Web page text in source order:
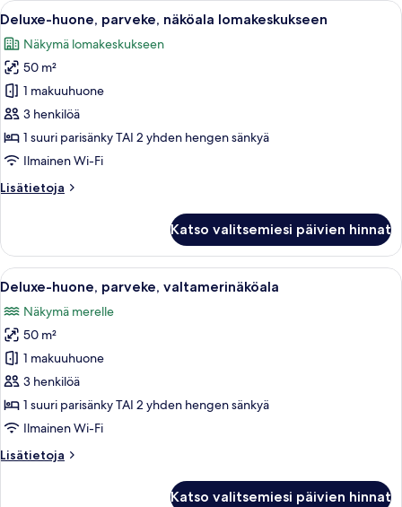
Avaa
kaikki
huonetyypin
Deluxe-
huone,
parveke,
näköala
lomakeskukseen
Parveke, jolta avautuu näkymä
8
Deluxe-huone, parveke, näköala lomakeskukseen
Näkymä lomakeskukseen
50 m²
1 makuuhuone
3 henkilöä
1 suuri parisänky TAI 2 yhden hengen sänkyä
Ilmainen Wi-Fi
Lisätietoja
Lisätietoja
parveke,
näköala
lomakeskukseen
Katso valitsemiesi päivien hinnat
Avaa
kaikki
huonetyypin
Deluxe-
huone,
parveke,
valtamerinäköala
kuvat
Parvekkeella on pöytä, kaksi tuolia
8
Deluxe-huone, parveke, valtamerinäköala
Näkymä merelle
50 m²
1 makuuhuone
3 henkilöä
1 suuri parisänky TAI 2 yhden hengen sänkyä
Ilmainen Wi-Fi
Lisätietoja
Lisätietoja
Katso valitsemiesi päivien hinnat